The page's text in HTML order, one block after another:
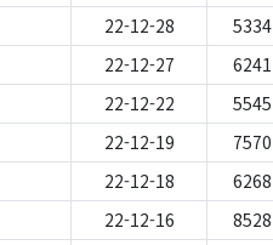
22-12-28
5334
22-12-27
6241
22-12-22
5545
22-12-19
7570
22-12-18
6268
22-12-16
8528